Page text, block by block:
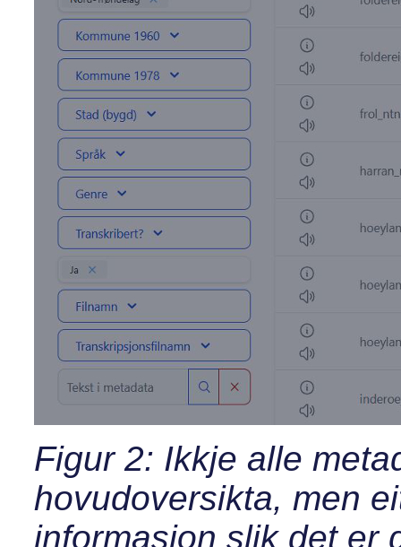
Figur 2: Ikkje alle
hovudoversikta, men
informasjon slik det er